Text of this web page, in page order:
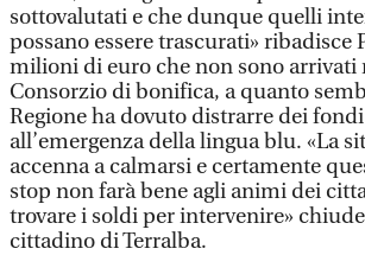
sottovalutati e che dunque quelli
possano essere trascurati» ribadisce
milioni di euro che non sono arrivati
Consorzio di bonifica, a quanto
Regione ha dovuto distrarre dei
all’emergenza della lingua blu. «La
accenna a calmarsi e certamente
stop non farà bene agli animi dei
trovare i soldi per intervenire»
cittadino di Terralba.